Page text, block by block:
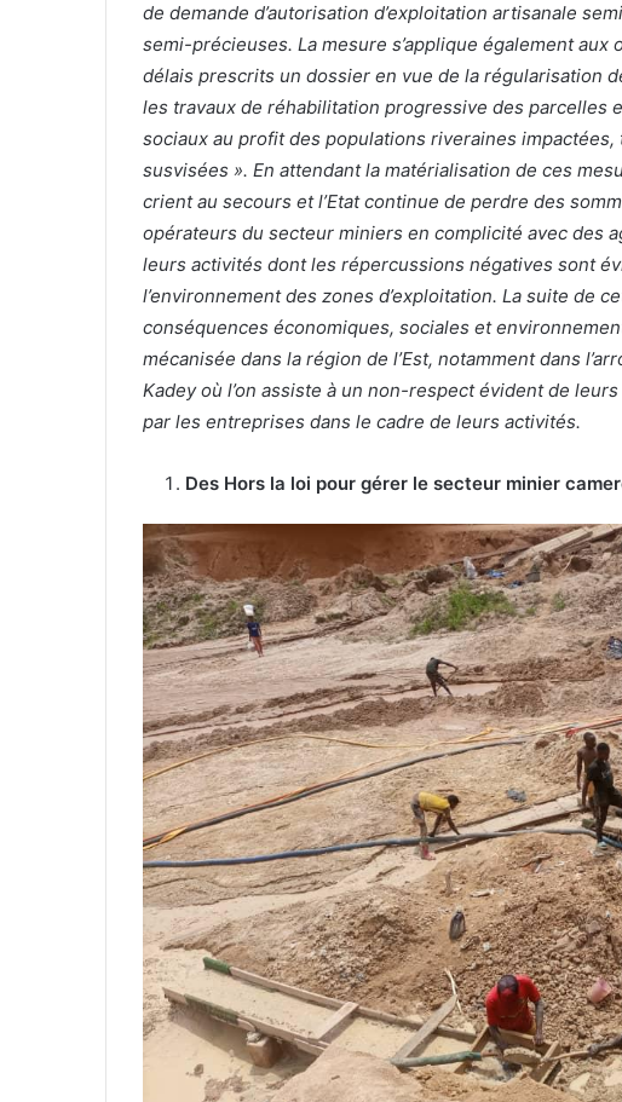
de demande d’autorisation d’exploitation artisanale
semi-précieuses. La mesure s’applique également aux
délais prescrits un dossier en vue de la régularisation
les travaux de réhabilitation progressive des parcelles
sociaux au profit des populations riveraines
susvisées ». En attendant la matérialisation de ces
crient au secours et l’Etat continue de perdre des
opérateurs du secteur miniers en complicité avec des
leurs activités dont les répercussions négatives sont
l’environnement des zones d’exploitation. La suite de
conséquences économiques, sociales et
mécanisée dans la région de l’Est, notamment dans
Kadey où l’on assiste à un non-respect évident de
par les entreprises dans le cadre de leurs activités.
Des Hors la loi pour gérer le secteur minier